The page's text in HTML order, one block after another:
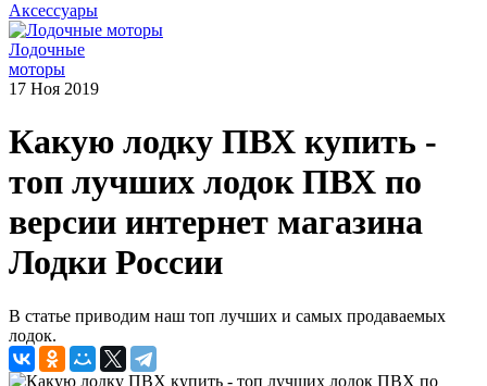
Аксессуары
Лодочные
моторы
17 Ноя 2019
Какую лодку ПВХ купить -
топ лучших лодок ПВХ по
версии интернет магазина
Лодки России
В статье приводим наш топ лучших и самых продаваемых
лодок.